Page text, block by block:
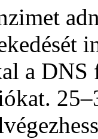
a